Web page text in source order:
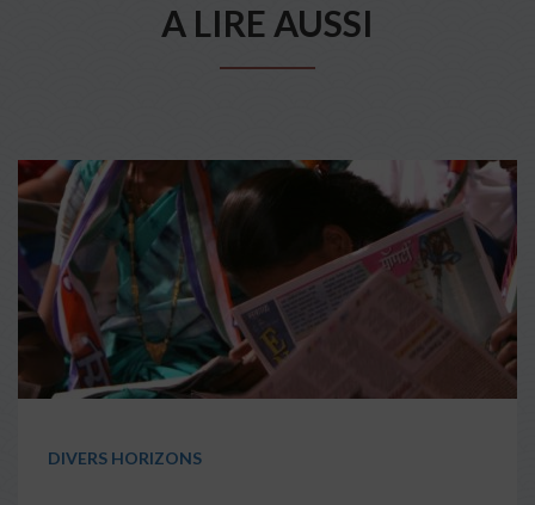
A LIRE AUSSI
DIVERS HORIZONS